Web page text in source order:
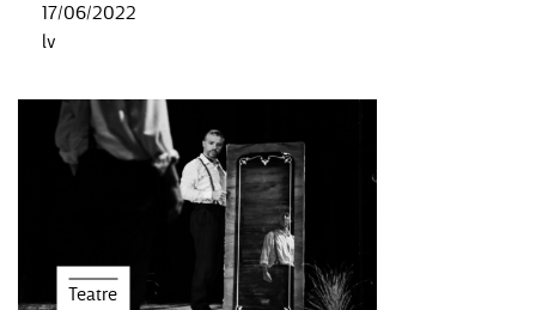
17/06/2022
lv
Teatre